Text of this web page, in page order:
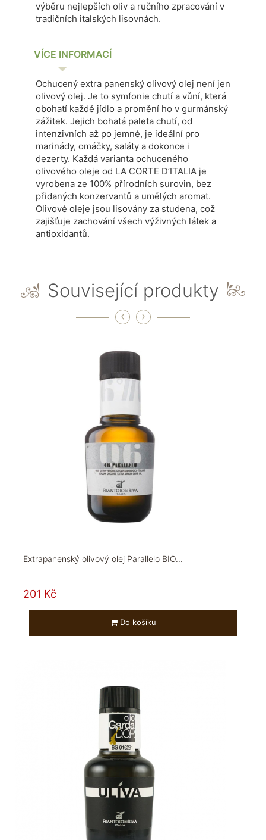
výběru nejlepších oliv a ručního zpracování v
tradičních italských lisovnách.
VÍCE INFORMACÍ
Ochucený extra panenský olivový olej není jen
olivový olej. Je to symfonie chutí a vůní, která
obohatí každé jídlo a promění ho v gurmánský
zážitek. Jejich bohatá paleta chutí, od
intenzivních až po jemné, je ideální pro
marinády, omáčky, saláty a dokonce i
dezerty. Každá varianta ochuceného
olivového oleje od LA CORTE D’ITALIA je
vyrobena ze 100% přírodních surovin, bez
přidaných konzervantů a umělých aromat.
Olivové oleje jsou lisovány za studena, což
zajišťuje zachování všech výživných látek a
antioxidantů.
Související produkty
‹ ›
Extrapanenský olivový olej Parallelo BIO...
201 Kč
Do košíku